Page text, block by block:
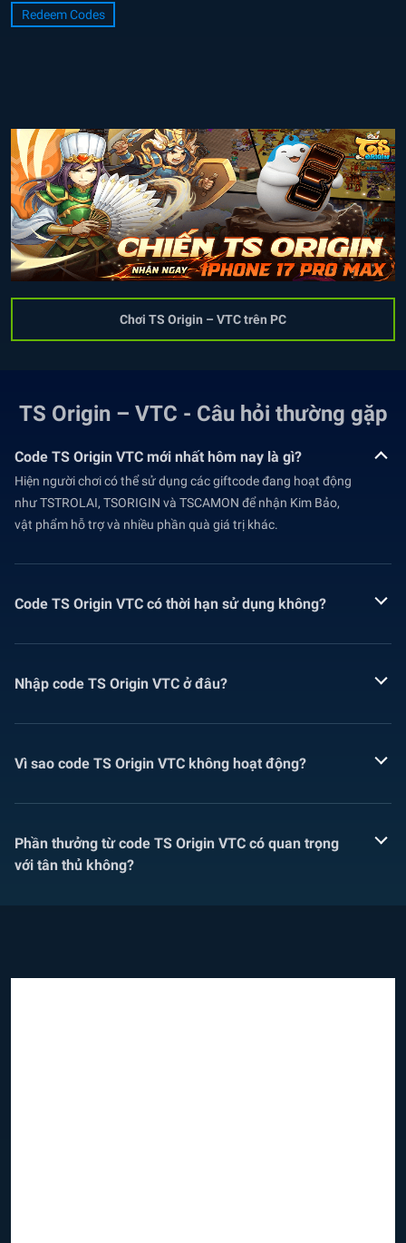
Redeem Codes
Chơi TS Origin – VTC trên PC
TS Origin – VTC - Câu hỏi thường gặp
Code TS Origin VTC mới nhất hôm nay là gì?
Hiện người chơi có thể sử dụng các giftcode đang hoạt động
như TSTROLAI, TSORIGIN và TSCAMON để nhận Kim Bảo,
vật phẩm hỗ trợ và nhiều phần quà giá trị khác.
Code TS Origin VTC có thời hạn sử dụng không?
Nhập code TS Origin VTC ở đâu?
Vì sao code TS Origin VTC không hoạt động?
Phần thưởng từ code TS Origin VTC có quan trọng
với tân thủ không?